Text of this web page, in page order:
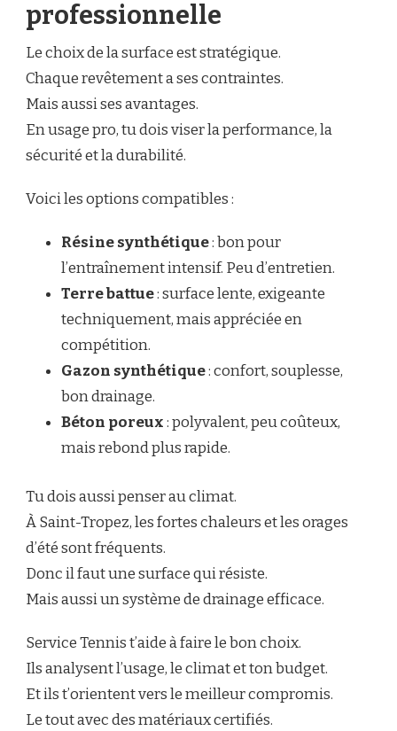
professionnelle
Le choix de la surface est stratégique.
Chaque revêtement a ses contraintes.
Mais aussi ses avantages.
En usage pro, tu dois viser la performance, la
sécurité et la durabilité.
Voici les options compatibles :
Résine synthétique: bon pour
l’entraînement intensif. Peu d’entretien.
Terre battue: surface lente, exigeante
techniquement, mais appréciée en
compétition.
Gazon synthétique: confort, souplesse,
bon drainage.
Béton poreux: polyvalent, peu coûteux,
mais rebond plus rapide.
Tu dois aussi penser au climat.
À Saint-Tropez, les fortes chaleurs et les orages
d’été sont fréquents.
Donc il faut une surface qui résiste.
Mais aussi un système de drainage efficace.
Service Tennis t’aide à faire le bon choix.
Ils analysent l’usage, le climat et ton budget.
Et ils t’orientent vers le meilleur compromis.
Le tout avec des matériaux certifiés.